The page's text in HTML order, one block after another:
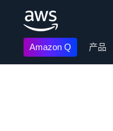
Amazon Q 产品